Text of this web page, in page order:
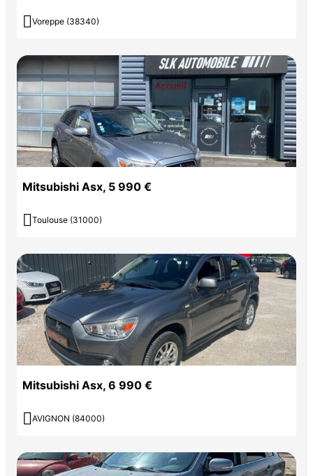
 Voreppe (38340)
Mitsubishi Asx, 5 990 €
 Toulouse (31000)
Mitsubishi Asx, 6 990 €
 AVIGNON (84000)